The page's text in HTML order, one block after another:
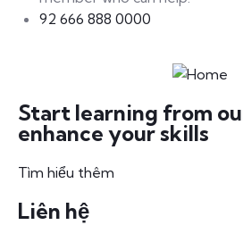
92 666 888 0000
Start learning from
enhance your skills
Tìm hiểu thêm
Liên hệ